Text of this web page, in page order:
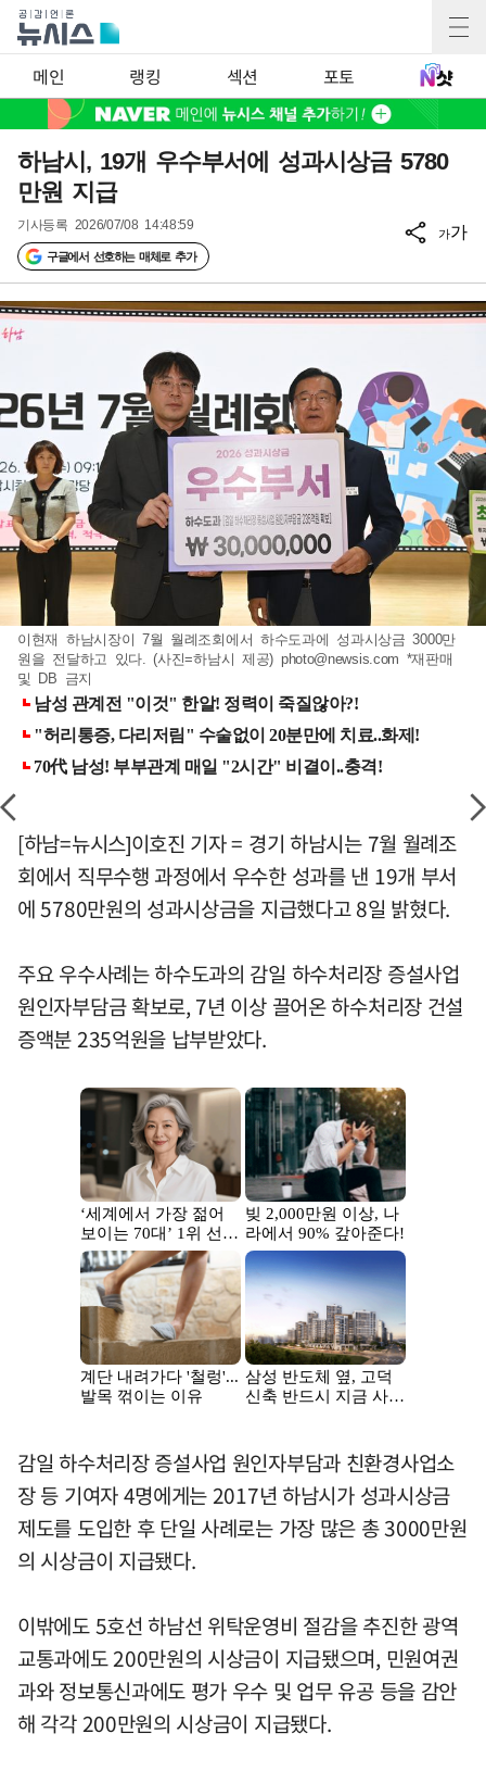
메인 랭킹 섹션 포토
하남시, 19개 우수부서에 성과시상금 5780
만원 지급
기사등록 2026/07/08 14:48:59
구글에서 선호하는 매체로 추가
가가
이현재 하남시장이 7월 월례조회에서 하수도과에 성과시상금 3000만
원을 전달하고 있다. (사진=하남시 제공) photo@newsis.com *재판매
및 DB 금지
[하남=뉴시스]이호진 기자 = 경기 하남시는 7월 월례조
회에서 직무수행 과정에서 우수한 성과를 낸 19개 부서
에 5780만원의 성과시상금을 지급했다고 8일 밝혔다.
주요 우수사례는 하수도과의 감일 하수처리장 증설사업
원인자부담금 확보로, 7년 이상 끌어온 하수처리장 건설
증액분 235억원을 납부받았다.
감일 하수처리장 증설사업 원인자부담과 친환경사업소
장 등 기여자 4명에게는 2017년 하남시가 성과시상금
제도를 도입한 후 단일 사례로는 가장 많은 총 3000만원
의 시상금이 지급됐다.
이밖에도 5호선 하남선 위탁운영비 절감을 추진한 광역
교통과에도 200만원의 시상금이 지급됐으며, 민원여권
과와 정보통신과에도 평가 우수 및 업무 유공 등을 감안
해 각각 200만원의 시상금이 지급됐다.